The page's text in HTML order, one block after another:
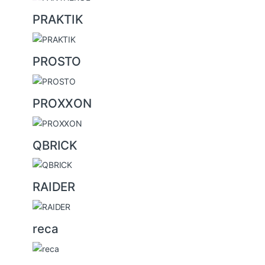
PRAKTIK
PROSTO
PROXXON
QBRICK
RAIDER
reca